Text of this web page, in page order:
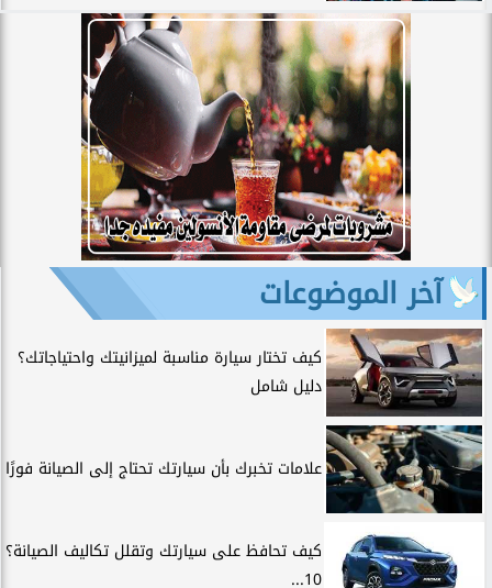
آخر الموضوعات
كيف تختار سيارة مناسبة لميزانيتك واحتياجاتك؟
دليل شامل
علامات تخبرك بأن سيارتك تحتاج إلى الصيانة فورًا
كيف تحافظ على سيارتك وتقلل تكاليف الصيانة؟
10...